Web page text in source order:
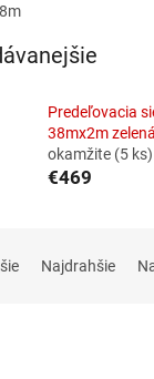
Predeľovacia
38mx2m zelená
okamžite (5 ks)
€469
Najdrahšie